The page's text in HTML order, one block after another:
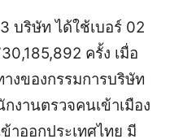
บริษัท ได้ใช้เบอร์ 02
ครั้ง เมื่อ
งของกรรมการบริษัท
งานตรวจคนเข้าเมือง
าออกประเทศไทย มี